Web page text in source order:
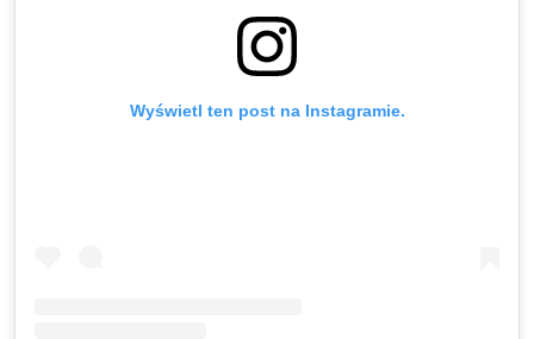
Wyświetl ten post na Instagramie.